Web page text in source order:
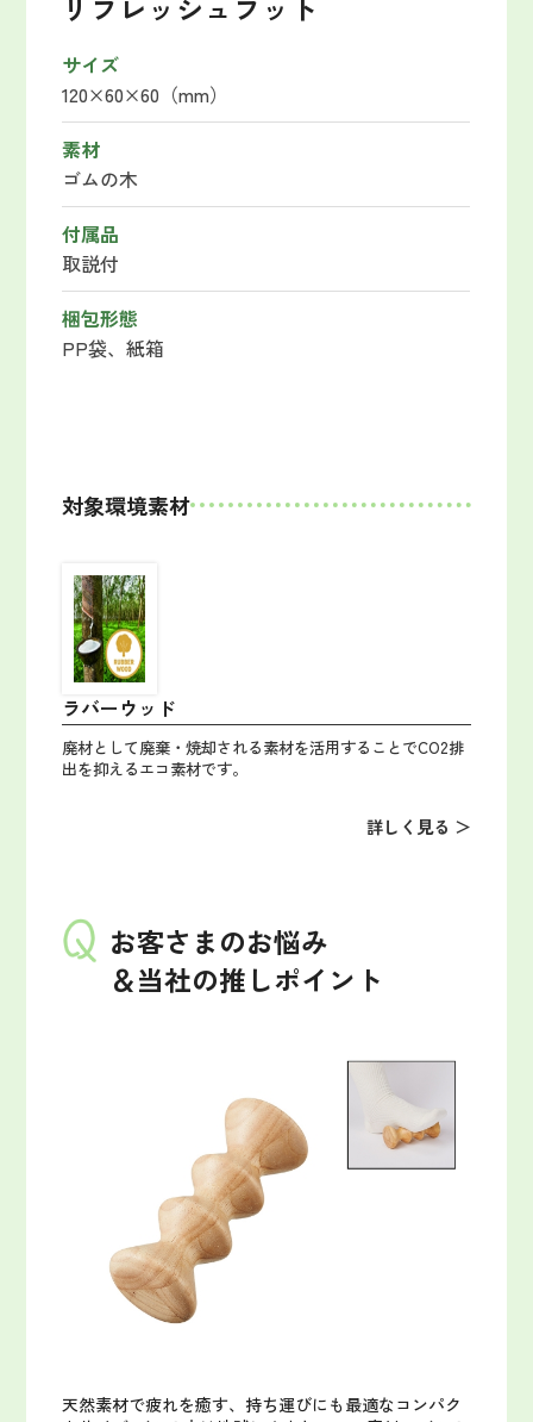
リフレッシュフット
サイズ
120×60×60（mm）
素材
ゴムの木
付属品
取説付
梱包形態
PP袋、紙箱
対象環境素材
ラバーウッド
廃材として廃棄・焼却される素材を活用することでCO2排
出を抑えるエコ素材です。
詳しく見る ＞
お客さまのお悩み
＆当社の推しポイント
天然素材で疲れを癒す、持ち運びにも最適なコンパク